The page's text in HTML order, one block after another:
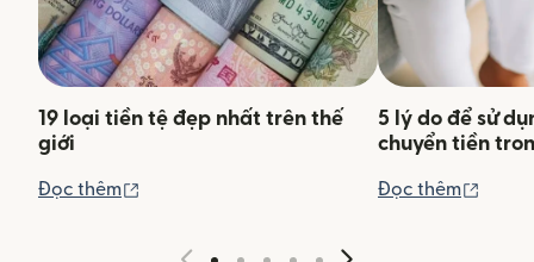
19 loại tiền tệ đẹp nhất trên thế
giới
Đọc thêm
5 lý do để sử
chuyển tiền
Đọc thêm